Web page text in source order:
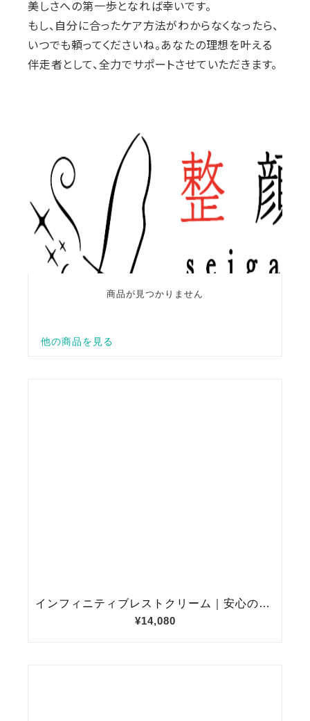
美しさへの第一歩となれば幸いです。
もし、自分に合ったケア方法がわからなくなったら、
いつでも頼ってくださいね。あなたの理想を叶える
伴走者として、全力でサポートさせていただきます。